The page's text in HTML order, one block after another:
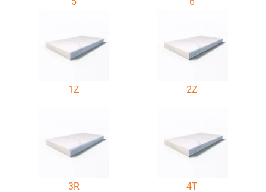
1Z 2Z
3R 4T